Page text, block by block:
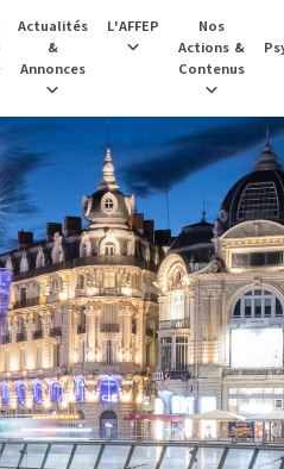
Actualités
&
Annonces
L'AFFEP
Nos
Actions &
Contenus